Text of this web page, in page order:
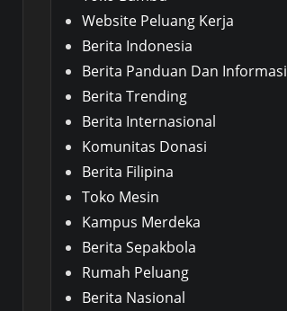
Website Peluang Kerja
Berita Indonesia
Berita Panduan Dan Informasi
Berita Trending
Berita Internasional
Komunitas Donasi
Berita Filipina
Toko Mesin
Kampus Merdeka
Berita Sepakbola
Rumah Peluang
Berita Nasional